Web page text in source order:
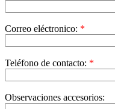
Correo eléctronico: *
Teléfono de contacto: *
Observaciones accesorios: